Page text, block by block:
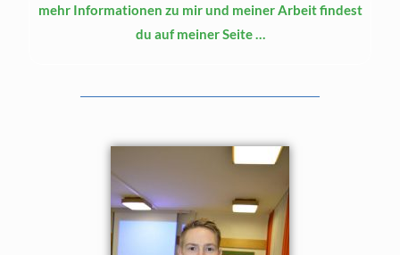
mehr Informationen zu mir und meiner Arbeit findest
du auf meiner Seite …